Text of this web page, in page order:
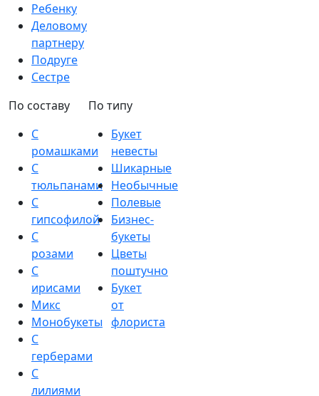
Ребенку
Деловому
партнеру
Подруге
Сестре
По составу
С
ромашками
С
тюльпанами
С
гипсофилой
С
розами
С
ирисами
Микс
Монобукеты
С
герберами
С
лилиями
По типу
Букет
невесты
Шикарные
Необычные
Полевые
Бизнес-
букеты
Цветы
поштучно
Букет
от
флориста